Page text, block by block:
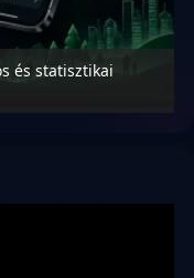
és statisztikai